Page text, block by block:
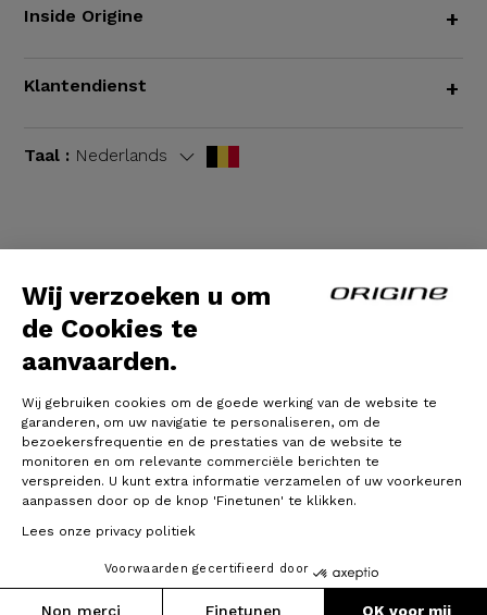
Wij verzoeken u om
de Cookies te
aanvaarden.
Wij gebruiken cookies om de goede werking van de website te
garanderen, om uw navigatie te personaliseren, om de
bezoekersfrequentie en de prestaties van de website te
monitoren en om relevante commerciële berichten te
verspreiden. U kunt extra informatie verzamelen of uw voorkeuren
aanpassen door op de knop 'Finetunen' te klikken.
Lees onze privacy politiek
Voorwaarden gecertifieerd door
Non merci Finetunen OK voor mij
Inside Origine +
Klantendienst +
Taal : Nederlands
© Origine Cycles